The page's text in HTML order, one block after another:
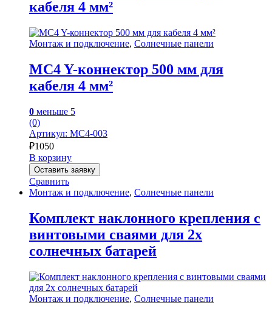
кабеля 4 мм²
Монтаж и подключение, Солнечные панели
MC4 Y-коннектор 500 мм для
кабеля 4 мм²
0 меньше 5
(0)
Артикул: MC4-003
₽1050
В корзину
Оставить заявку
Сравнить
Монтаж и подключение, Солнечные панели
Комплект наклонного крепления с
винтовыми сваями для 2х
солнечных батарей
Монтаж и подключение, Солнечные панели